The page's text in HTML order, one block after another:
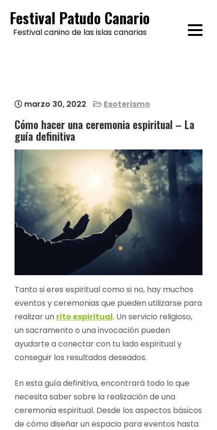
content
Festival Patudo Canario
Festival canino de las islas canarias
marzo 30, 2022 Esoterismo
Cómo hacer una ceremonia espiritual – La
guía definitiva
Tanto si eres espiritual como si no, hay muchos
eventos y ceremonias que pueden utilizarse para
realizar un rito espiritual. Un servicio religioso,
un sacramento o una invocación pueden
ayudarte a conectar con tu lado espiritual y
conseguir los resultados deseados.
En esta guía definitiva, encontrará todo lo que
necesita saber sobre la realización de una
ceremonia espiritual. Desde los aspectos básicos
de cómo diseñar un espacio para eventos hasta